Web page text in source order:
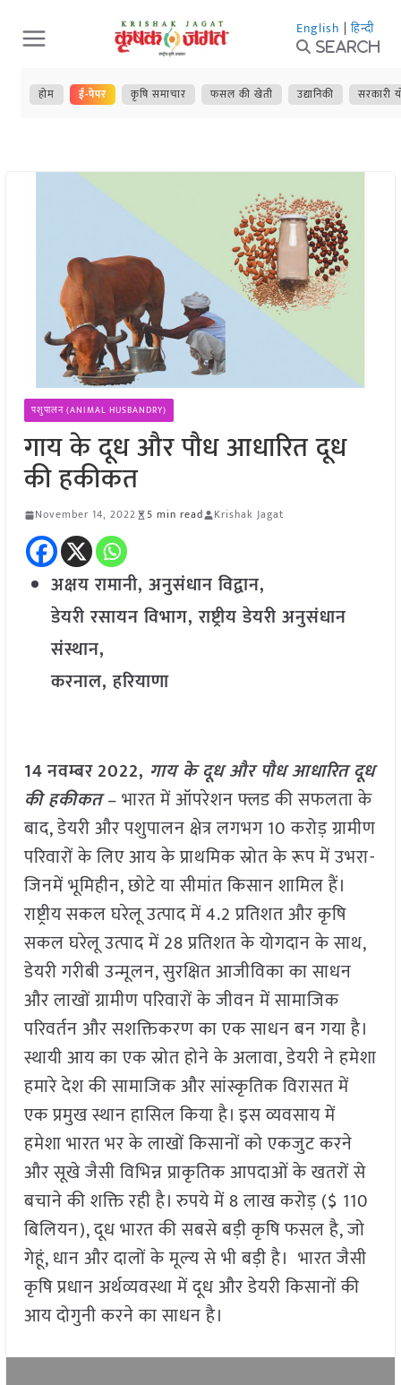
Skip
to
content
English | हिन्दी
Search
होम ई-पेपर कृषि समाचार फसल की खेती उद्यानिकी सरकारी
पशुपालन (ANIMAL HUSBANDRY)
गाय के दूध और पौध आधारित दूध
की हकीकत
November 14, 2022 5 min read Krishak Jagat
अक्षय रामानी, अनुसंधान विद्वान,
डेयरी रसायन विभाग, राष्ट्रीय डेयरी अनुसंधान
संस्थान,
करनाल, हरियाणा
14नवम्बर2022, गाय के दूध और पौध आधारित दूध
की हकीकत– भारत में ऑपरेशन फ्लड की सफलता के
बाद, डेयरी और पशुपालन क्षेत्र लगभग 10 करोड़ ग्रामीण
परिवारों के लिए आय के प्राथमिक स्रोत के रूप में उभरा-
जिनमें भूमिहीन, छोटे या सीमांत किसान शामिल हैं।
राष्ट्रीय सकल घरेलू उत्पाद में 4.2 प्रतिशत और कृषि
सकल घरेलू उत्पाद में 28 प्रतिशत के योगदान के साथ,
डेयरी गरीबी उन्मूलन, सुरक्षित आजीविका का साधन
और लाखों ग्रामीण परिवारों के जीवन में सामाजिक
परिवर्तन और सशक्तिकरण का एक साधन बन गया है।
स्थायी आय का एक स्रोत होने के अलावा, डेयरी ने हमेशा
हमारे देश की सामाजिक और सांस्कृतिक विरासत में
एक प्रमुख स्थान हासिल किया है। इस व्यवसाय में
हमेशा भारत भर के लाखों किसानों को एकजुट करने
और सूखे जैसी विभिन्न प्राकृतिक आपदाओं के खतरों से
बचाने की शक्ति रही है। रुपये में 8 लाख करोड़ ($ 110
बिलियन), दूध भारत की सबसे बड़ी कृषि फसल है, जो
गेहूं, धान और दालों के मूल्य से भी बड़ी है। भारत जैसी
कृषि प्रधान अर्थव्यवस्था में दूध और डेयरी किसानों की
आय दोगुनी करने का साधन है।